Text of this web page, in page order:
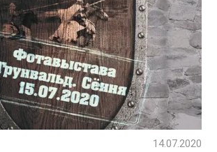
14.07.2020